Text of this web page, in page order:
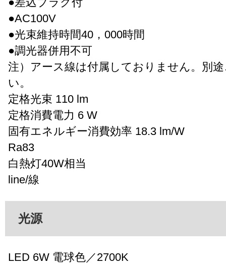
●AC100V
●光束維持時間40，000時間
●調光器併用不可
注）アース線は付属しておりません。別
い。
定格光束 110 lm
定格消費電力 6 W
固有エネルギー消費効率 18.3 lm/W
Ra83
白熱灯40W相当
line/線
光源
LED 6W 電球色／2700K